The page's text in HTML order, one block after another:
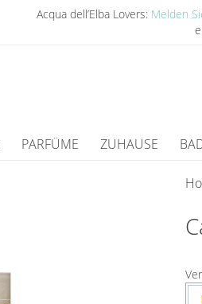
Acqua dell’Elba Lovers: Melden
PARFÜME ZUHAUSE